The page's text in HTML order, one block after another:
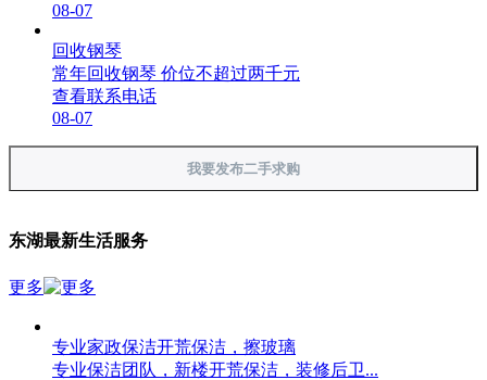
08-07
回收钢琴
常年回收钢琴 价位不超过两千元
查看联系电话
08-07
我要发布二手求购
东湖最新生活服务
更多
专业家政保洁开荒保洁，擦玻璃
专业保洁团队，新楼开荒保洁，装修后卫...